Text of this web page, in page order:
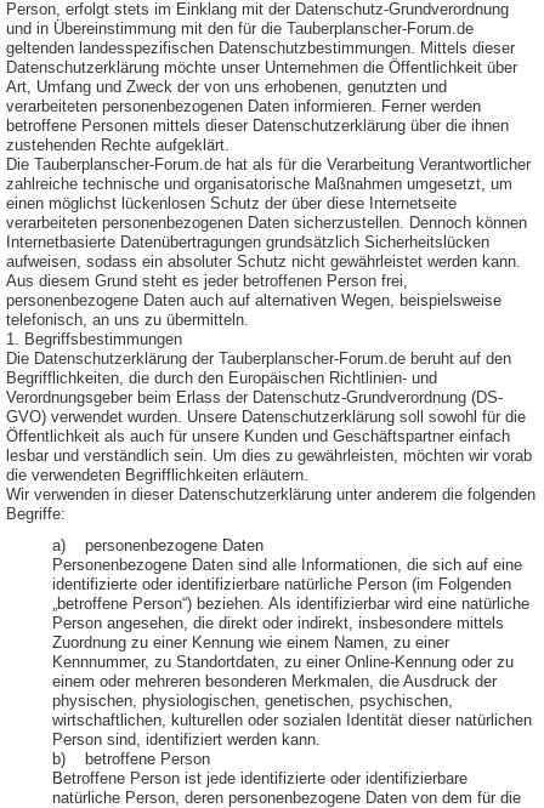
Person, erfolgt stets im Einklang mit der Datenschutz-Grundverordnung
und in Übereinstimmung mit den für die Tauberplanscher-Forum.de
geltenden landesspezifischen Datenschutzbestimmungen. Mittels dieser
Datenschutzerklärung möchte unser Unternehmen die Öffentlichkeit über
Art, Umfang und Zweck der von uns erhobenen, genutzten und
verarbeiteten personenbezogenen Daten informieren. Ferner werden
betroffene Personen mittels dieser Datenschutzerklärung über die ihnen
zustehenden Rechte aufgeklärt.
Die Tauberplanscher-Forum.de hat als für die Verarbeitung Verantwortlicher
zahlreiche technische und organisatorische Maßnahmen umgesetzt, um
einen möglichst lückenlosen Schutz der über diese Internetseite
verarbeiteten personenbezogenen Daten sicherzustellen. Dennoch können
Internetbasierte Datenübertragungen grundsätzlich Sicherheitslücken
aufweisen, sodass ein absoluter Schutz nicht gewährleistet werden kann.
Aus diesem Grund steht es jeder betroffenen Person frei,
personenbezogene Daten auch auf alternativen Wegen, beispielsweise
telefonisch, an uns zu übermitteln.
1. Begriffsbestimmungen
Die Datenschutzerklärung der Tauberplanscher-Forum.de beruht auf den
Begrifflichkeiten, die durch den Europäischen Richtlinien- und
Verordnungsgeber beim Erlass der Datenschutz-Grundverordnung (DS-
GVO) verwendet wurden. Unsere Datenschutzerklärung soll sowohl für die
Öffentlichkeit als auch für unsere Kunden und Geschäftspartner einfach
lesbar und verständlich sein. Um dies zu gewährleisten, möchten wir vorab
die verwendeten Begrifflichkeiten erläutern.
Wir verwenden in dieser Datenschutzerklärung unter anderem die folgenden
Begriffe:
a) personenbezogene Daten
Personenbezogene Daten sind alle Informationen, die sich auf eine
identifizierte oder identifizierbare natürliche Person (im Folgenden
„betroffene Person“) beziehen. Als identifizierbar wird eine natürliche
Person angesehen, die direkt oder indirekt, insbesondere mittels
Zuordnung zu einer Kennung wie einem Namen, zu einer
Kennnummer, zu Standortdaten, zu einer Online-Kennung oder zu
einem oder mehreren besonderen Merkmalen, die Ausdruck der
physischen, physiologischen, genetischen, psychischen,
wirtschaftlichen, kulturellen oder sozialen Identität dieser natürlichen
Person sind, identifiziert werden kann.
b) betroffene Person
Betroffene Person ist jede identifizierte oder identifizierbare
natürliche Person, deren personenbezogene Daten von dem für die